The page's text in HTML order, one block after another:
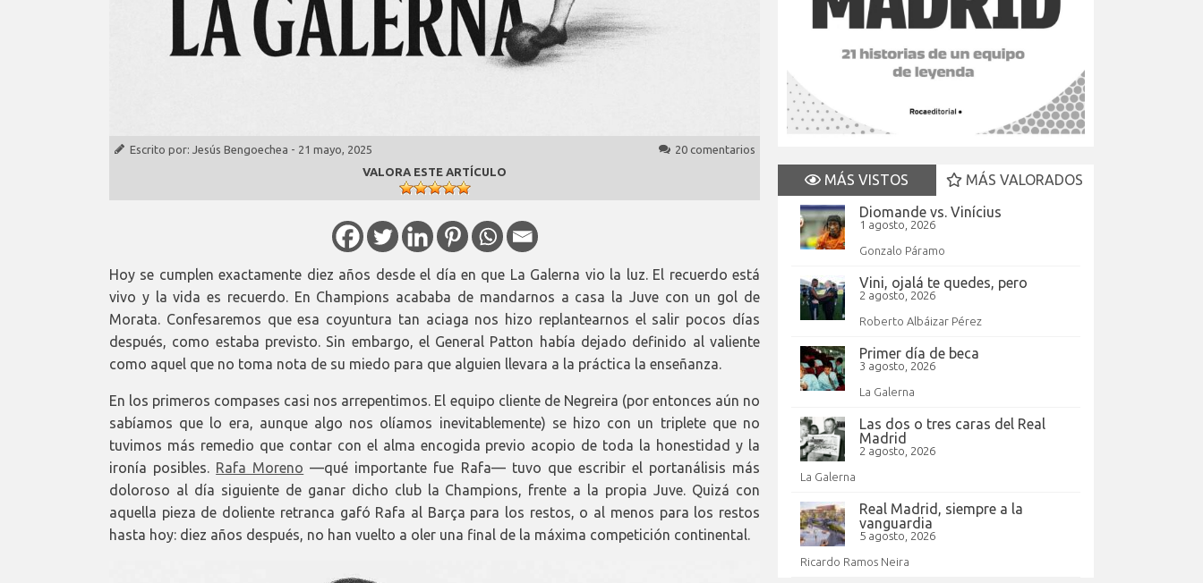
Escrito por: Jesús Bengoechea - 21 mayo, 2025
20 comentarios
VALORA ESTE ARTÍCULO
Hoy se cumplen exactamente diez años desde el día en que La Galerna vio la luz. El recuerdo está
vivo y la vida es recuerdo. En Champions acababa de mandarnos a casa la Juve con un gol de
Morata. Confesaremos que esa coyuntura tan aciaga nos hizo replantearnos el salir pocos días
después, como estaba previsto. Sin embargo, el General Patton había dejado definido al valiente
como aquel que no toma nota de su miedo para que alguien llevara a la práctica la enseñanza.
En los primeros compases casi nos arrepentimos. El equipo cliente de Negreira (por entonces aún no
sabíamos que lo era, aunque algo nos olíamos inevitablemente) se hizo con un triplete que no
tuvimos más remedio que contar con el alma encogida previo acopio de toda la honestidad y la
ironía posibles. Rafa Moreno —qué importante fue Rafa— tuvo que escribir el portanálisis más
doloroso al día siguiente de ganar dicho club la Champions, frente a la propia Juve. Quizá con
aquella pieza de doliente retranca gafó Rafa al Barça para los restos, o al menos para los restos
hasta hoy: diez años después, no han vuelto a oler una final de la máxima competición continental.
MÁS VISTOS
MÁS VALORADOS
Diomande vs. Vinícius
1 agosto, 2026
Gonzalo Páramo
Vini, ojalá te quedes, pero
2 agosto, 2026
Roberto Albáizar Pérez
Primer día de beca
3 agosto, 2026
La Galerna
Las dos o tres caras del Real
Madrid
2 agosto, 2026
La Galerna
Real Madrid, siempre a la
vanguardia
5 agosto, 2026
Ricardo Ramos Neira